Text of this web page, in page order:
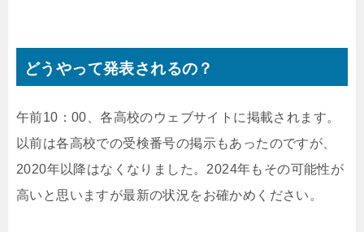
どうやって発表されるの？
午前10：00、各高校のウェブサイトに掲載されます。
以前は各高校での受検番号の掲示もあったのですが、
2020年以降はなくなりました。2024年もその可能性が
高いと思いますが最新の状況をお確かめください。